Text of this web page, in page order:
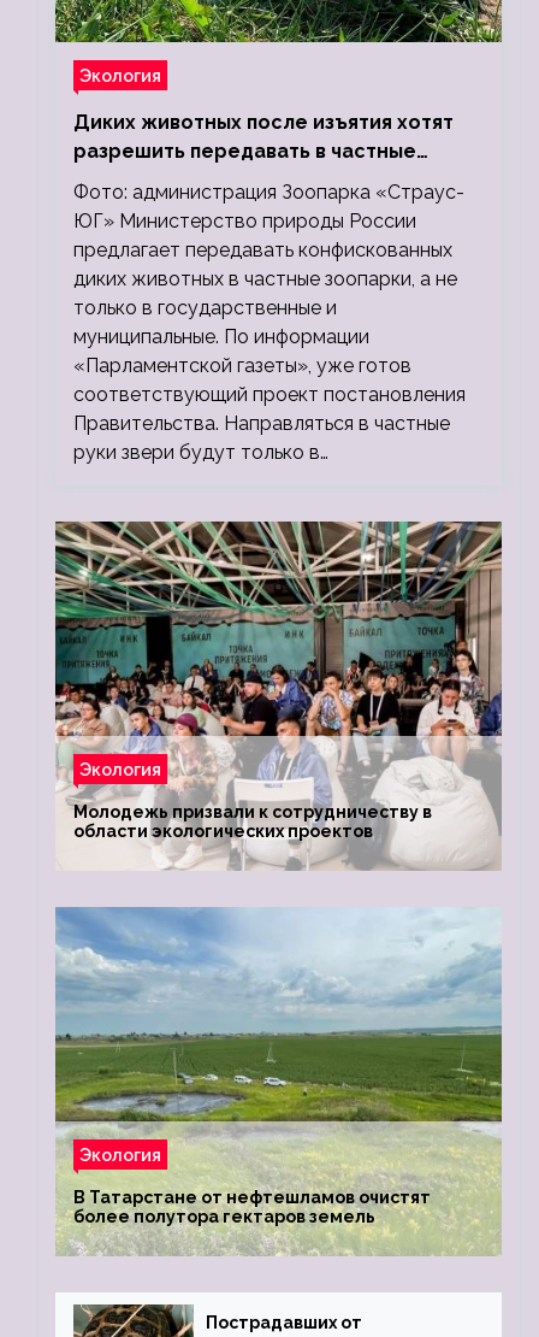
Экология
Диких животных после изъятия хотят
разрешить передавать в частные
зоопарки
Фото: администрация Зоопарка «Страус-
ЮГ» Министерство природы России
предлагает передавать конфискованных
диких животных в частные зоопарки, а не
только в государственные и
муниципальные. По информации
«Парламентской газеты», уже готов
соответствующий проект постановления
Правительства. Направляться в частные
руки звери будут только в…
Экология
Молодежь призвали к сотрудничеству в
области экологических проектов
Экология
В Татарстане от нефтешламов очистят
более полутора гектаров земель
Пострадавших от